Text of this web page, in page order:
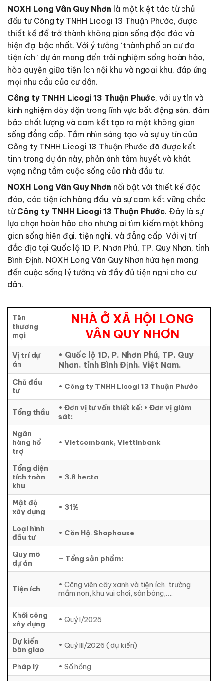
NOXH Long Vân Quy Nhơn là một kiệt tác từ chủ
đầu tư Công ty TNHH Licogi 13 Thuận Phước, được
thiết kế để trở thành không gian sống độc đáo và
hiện đại bậc nhất. Với ý tưởng ‘thành phố an cư đa
tiện ích,’ dự án mang đến trải nghiệm sống hoàn hảo,
hòa quyện giữa tiện ích nội khu và ngoại khu, đáp ứng
mọi nhu cầu của cư dân.
Công ty TNHH Licogi 13 Thuận Phước, với uy tín và
kinh nghiệm dày dặn trong lĩnh vực bất động sản, đảm
bảo chất lượng và cam kết tạo ra một không gian
sống đẳng cấp. Tầm nhìn sáng tạo và sự uy tín của
Công ty TNHH Licogi 13 Thuận Phước đã được kết
tinh trong dự án này, phản ánh tâm huyết và khát
vọng nâng tầm cuộc sống của nhà đầu tư.
NOXH Long Vân Quy Nhơn nổi bật với thiết kế độc
đáo, các tiện ích hàng đầu, và sự cam kết vững chắc
từ Công ty TNHH Licogi 13 Thuận Phước. Đây là sự
lựa chọn hoàn hảo cho những ai tìm kiếm một không
gian sống hiện đại, tiện nghi, và đẳng cấp. Với vị trí
đắc địa tại Quốc lộ 1D, P. Nhơn Phú, TP. Quy Nhơn, tỉnh
Bình Định. NOXH Long Vân Quy Nhơn hứa hẹn mang
đến cuộc sống lý tưởng và đầy đủ tiện nghi cho cư
dân.
Tên
thương
mại
NHÀ Ở XÃ HỘI LONG
VÂN QUY NHƠN
Vị trí dự
án
• Quốc lộ 1D, P. Nhơn Phú, TP. Quy
Nhơn, tỉnh Bình Định, Việt Nam.
Chủ đầu
tư
• Công ty TNHH Licogi 13 Thuận Phước
Tổng thầu • Đơn vị tư vấn thiết kế: • Đơn vị giám
sát:
Ngân
hàng hổ
trợ
• Vietcombank, Viettinbank
Tổng diện
tích toàn
khu
• 3.8 hecta
Mật độ
xây dựng
• 31%
Loại hình
đầu tư
• Căn Hộ, Shophouse
Quy mô
dự án
– Tổng sản phẩm:
Tiện ích
• Công viên cây xanh và tiện ích, trường
mầm non, khu vui chơi, sân bóng,….
Khởi công
xây dựng
• Quý I/2025
Dự kiến
bàn giao
• Quý III/2026 ( dự kiến)
Pháp lý • Sổ hồng